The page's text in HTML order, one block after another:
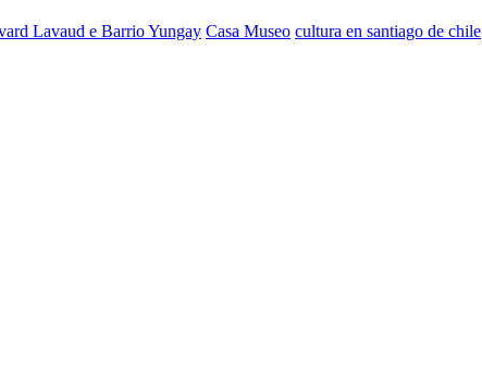
Lavaud e Barrio Yungay Casa Museo cultura en santiago de chile